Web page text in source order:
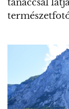
tanáccsal